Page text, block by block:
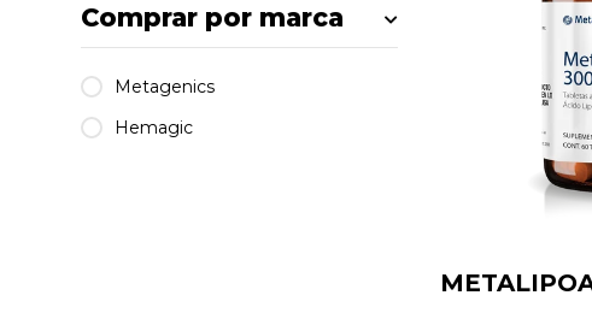
Comprar por marca
Metagenics
Hemagic